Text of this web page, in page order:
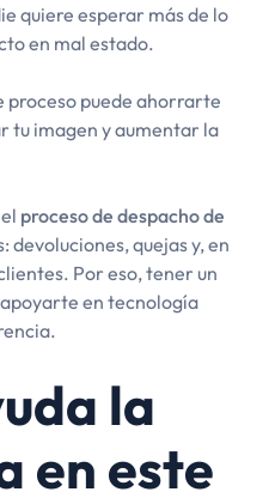
quiere esperar más de lo
en mal estado.
proceso puede ahorrarte
tu imagen y aumentar la
proceso de despacho de
devoluciones, quejas y, en
Por eso, tener un
en tecnología
la
en este